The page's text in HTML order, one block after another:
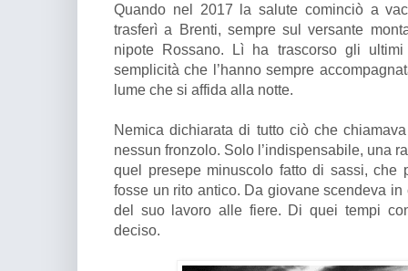
Quando nel 2017 la salute cominciò a
trasferì a Brenti, sempre sul versante
nipote Rossano. Lì ha trascorso gli
semplicità che l’hanno sempre
lume che si affida alla notte.
Nemica dichiarata di tutto ciò che
nessun fronzolo. Solo l’indispensabile, una
quel presepe minuscolo fatto di sassi, che
fosse un rito antico. Da giovane scendeva
del suo lavoro alle fiere. Di quei tempi
deciso.